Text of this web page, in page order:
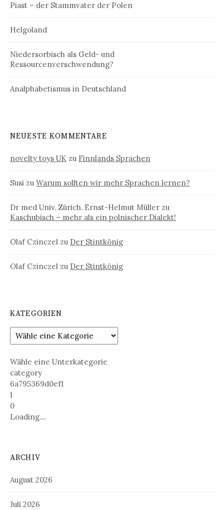
Piast – der Stammvater der Polen
Helgoland
Niedersorbisch als Geld- und
Ressourcenverschwendung?
Analphabetismus in Deutschland
NEUESTE KOMMENTARE
novelty toys UK zu Finnlands Sprachen
Susi zu Warum sollten wir mehr Sprachen lernen?
Dr med Univ. Zürich. Ernst-Helmut Müller zu
Kaschubisch – mehr als ein polnischer Dialekt!
Olaf Czinczel zu Der Stintkönig
Olaf Czinczel zu Der Stintkönig
KATEGORIEN
Wähle eine Unterkategorie
category
6a795369d0ef1
1
0
Loading....
ARCHIV
August 2026
Juli 2026